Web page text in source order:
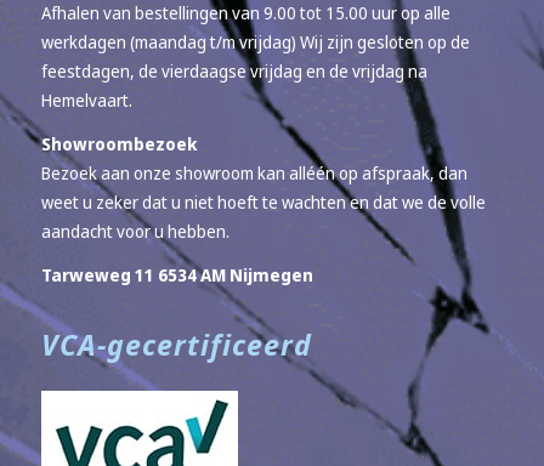
Afhalen van bestellingen van 9.00 tot 15.00 uur op alle
werkdagen (maandag t/m vrijdag) Wij zijn gesloten op de
feestdagen, de vierdaagse vrijdag en de vrijdag na
Hemelvaart.
Showroombezoek
Bezoek aan onze showroom kan alléén op afspraak, dan
weet u zeker dat u niet hoeft te wachten en dat we de volle
aandacht voor u hebben.
Tarweweg 11 6534 AM Nijmegen
VCA-gecertificeerd